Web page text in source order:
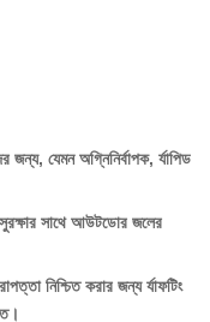
জন্য, যেমন অগ্নিনির্বাপক, র্যাপিড
সাথে আউটডোর জলের
নিশ্চিত করার জন্য র্যাফটিং